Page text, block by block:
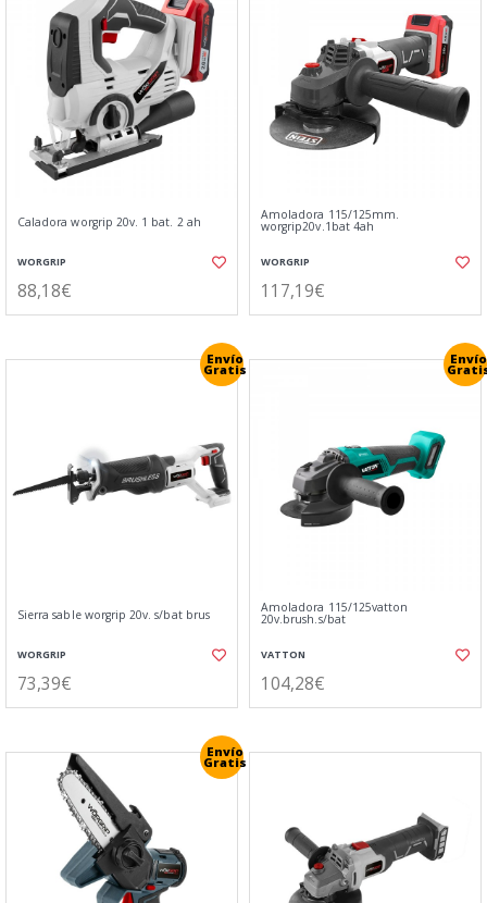
Caladora worgrip 20v. 1 bat. 2 ah
WORGRIP
88,18€
Amoladora 115/125mm.
worgrip20v.1bat 4ah
WORGRIP
117,19€
Envío
Gratis
Sierra sable worgrip 20v. s/bat brus
WORGRIP
73,39€
Envío
Amoladora 115/125vatton
20v.brush.s/bat
VATTON
104,28€
Envío
Gratis